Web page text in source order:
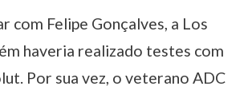
com Felipe Gonçalves, a Los
haveria realizado testes com
Por sua vez, o veterano ADC